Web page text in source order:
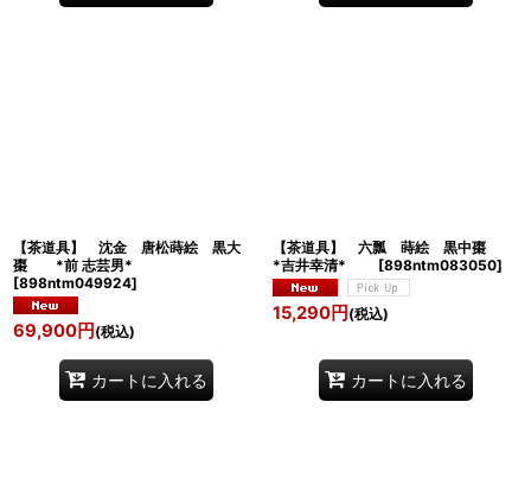
【茶道具】 沈金 唐松蒔絵 黒大
棗 *前 志芸男*
[898ntm049924]
69,900円 (税込)
カートに入れる
【茶道具】 六瓢 蒔絵 黒中棗
*吉井幸清*
[898ntm083050]
15,290円 (税込)
カートに入れる